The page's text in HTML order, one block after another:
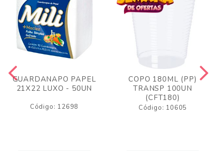
GUARDANAPO PAPEL
21X22 LUXO - 50UN
Código: 12698
COPO 180ML (PP)
TRANSP 100UN
(CFT180)
Código: 10605